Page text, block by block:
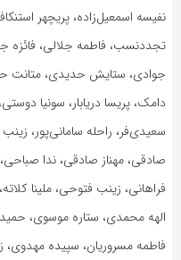
نفیسه اسمعیل‌زاده، پریچهر
تجددنسب، فاطمه جلالی، فائزه
جوادی، ستایش حدیدی، متانت
دامک، پریسا دریابار، سونیا
سعیدی‌فر، راحله سامانی‌پور،
صادقی، مهناز صادقی، ندا
فراهانی، زینب فتوحی، ملینا
الهه محمدی، ستاره موسوی،
فاطمه مسروریان، سپیده مهدوی،